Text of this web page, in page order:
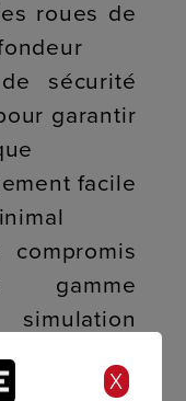
roues de
sécurité
garantir
facile
X